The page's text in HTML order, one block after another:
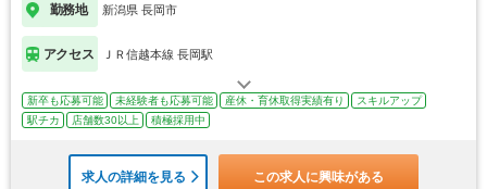
勤務地 新潟県 長岡市
アクセス ＪＲ信越本線 長岡駅
新卒も応募可能 未経験者も応募可能 産休・育休取得実績有り
スキルアップ
駅チカ
店舗数30以上 積極採用中
求人の詳細を見る この求人に興味がある